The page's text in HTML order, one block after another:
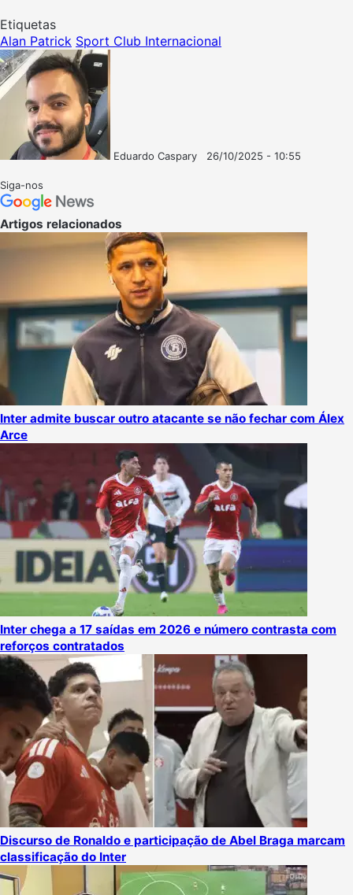
Etiquetas
Alan Patrick Sport Club Internacional
Eduardo Caspary
26/10/2025 - 10:55
Siga-nos
Artigos relacionados
Inter admite buscar outro atacante se não fechar com Álex
Arce
Inter chega a 17 saídas em 2026 e número contrasta com
reforços contratados
Discurso de Ronaldo e participação de Abel Braga marcam
classificação do Inter